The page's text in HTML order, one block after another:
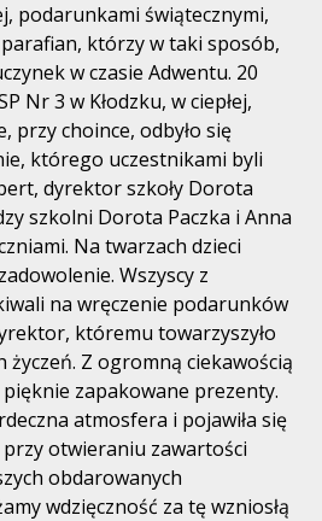
podarunkami świątecznymi,
którzy w taki sposób,
w czasie Adwentu. 20
Nr 3 w Kłodzku, w ciepłej,
przy choince, odbyło się
którego uczestnikami byli
dyrektor szkoły Dorota
szkolni Dorota Paczka i Anna
Na twarzach dzieci
Wszyscy z
na wręczenie podarunków
któremu towarzyszyło
życzeń. Z ogromną ciekawością
zapakowane prezenty.
atmosfera i pojawiła się
otwieraniu zawartości
obdarowanych
wdzięczność za tę wzniosłą